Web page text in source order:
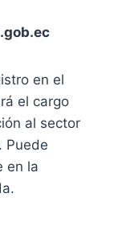
en el
el cargo
al sector
Puede
en la